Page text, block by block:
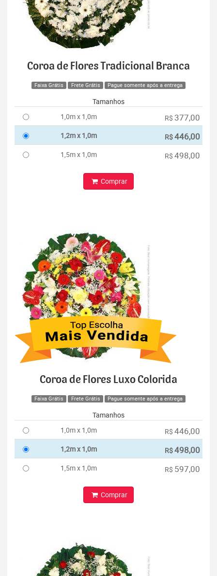
Coroa de Flores Tradicional Branca
Faixa Grátis Frete Grátis Pague somente após a entrega
Tamanhos
1,0m x 1,0m
R$ 377,00
1,2m x 1,0m R$446,00
1,5m x 1,0m R$ 498,00
Comprar
Coroa de Flores Luxo Colorida
Faixa Grátis Frete Grátis Pague somente após a entrega
Tamanhos
1,0m x 1,0m
R$ 446,00
1,2m x 1,0m R$498,00
1,5m x 1,0m R$ 597,00
Comprar